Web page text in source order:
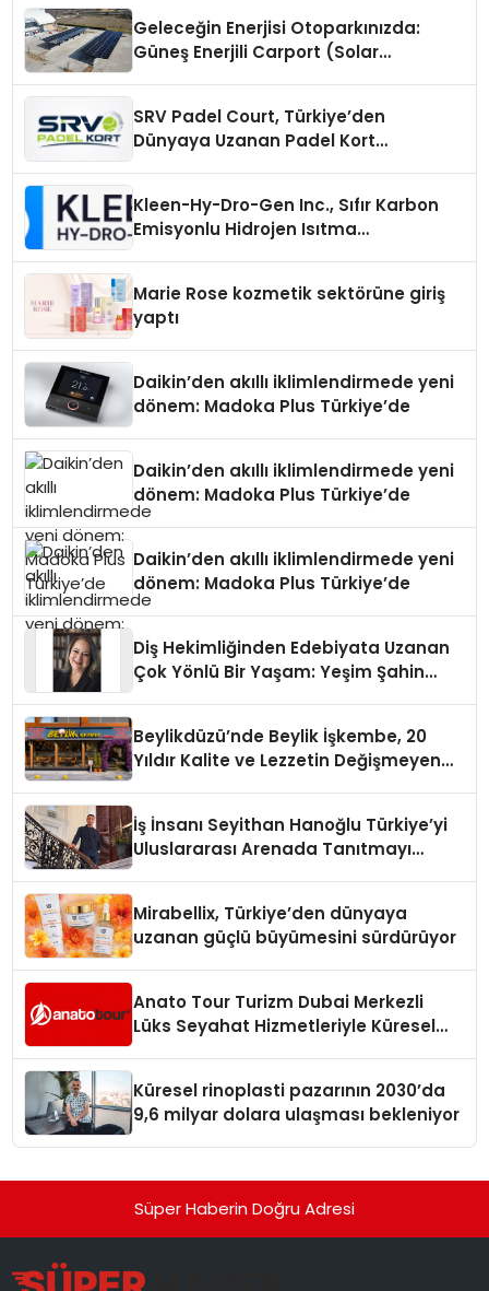
Geleceğin Enerjisi Otoparkınızda:
Güneş Enerjili Carport (Solar
SRV Padel Court, Türkiye’den
Dünyaya Uzanan Padel Kort
Kleen-Hy-Dro-Gen Inc., Sıfır Karbon
Emisyonlu Hidrojen Isıtma
Marie Rose kozmetik sektörüne giriş
yaptı
Daikin’den akıllı iklimlendirmede yeni
dönem: Madoka Plus Türkiye’de
Daikin’den akıllı iklimlendirmede yeni
dönem: Madoka Plus Türkiye’de
Daikin’den akıllı iklimlendirmede yeni
dönem: Madoka Plus Türkiye’de
Diş Hekimliğinden Edebiyata Uzanan
Çok Yönlü Bir Yaşam: Yeşim Şahin
Beylikdüzü’nde Beylik İşkembe, 20
Yıldır Kalite ve Lezzetin Değişmeyen
İş İnsanı Seyithan Hanoğlu Türkiye’yi
Uluslararası Arenada Tanıtmayı
Mirabellix, Türkiye’den dünyaya
uzanan güçlü büyümesini sürdürüyor
Anato Tour Turizm Dubai Merkezli
Lüks Seyahat Hizmetleriyle Küresel
Küresel rinoplasti pazarının 2030’da
9,6 milyar dolara ulaşması bekleniyor
Süper Haberin Doğru Adresi